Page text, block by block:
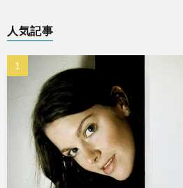
人気記事